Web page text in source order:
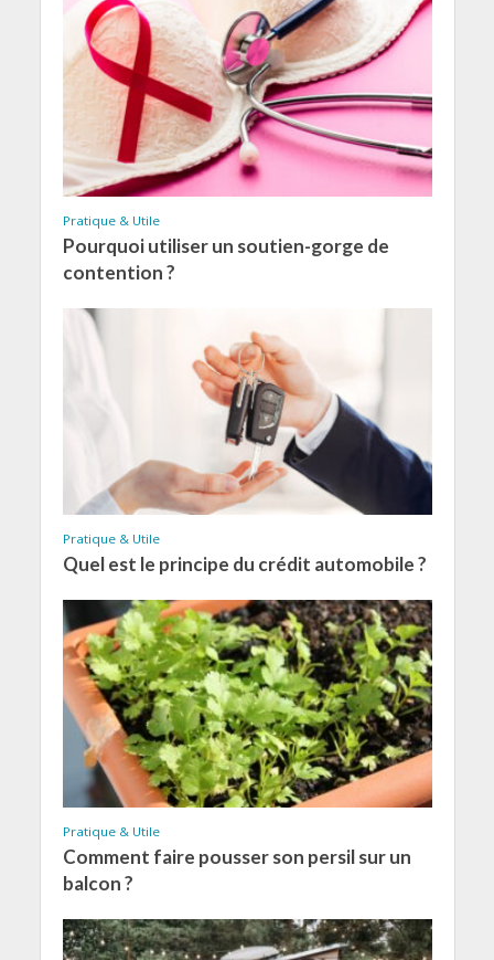
Pratique & Utile
Pourquoi utiliser un soutien-gorge de
contention ?
Pratique & Utile
Quel est le principe du crédit automobile ?
Pratique & Utile
Comment faire pousser son persil sur un
balcon ?